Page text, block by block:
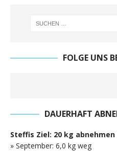
FOLGE UNS
DAUERHAFT
Steffis Ziel: 20 kg abnehmen
» September: 6,0 kg weg